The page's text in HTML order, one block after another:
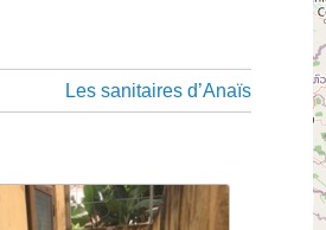
Les sanitaires d’Anaïs